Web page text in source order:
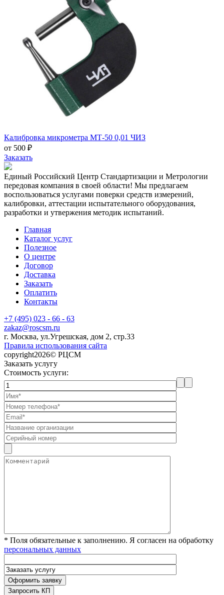
Калибровка микрометра МТ-50 0,01 ЧИЗ
от 500 ₽
Заказать
Единый Российский Центр Стандартизации и Метрологии
передовая компания в своей области! Мы предлагаем
воспользоваться услугами поверки средств измерений,
калибровки, аттестации испытательного оборудования,
разработки и утвержения методик испытаний.
Главная
Каталог услуг
Полезное
О центре
Договор
Доставка
Заказать
Оплатить
Контакты
+7 (495) 023 - 66 - 63
zakaz@roscsm.ru
г. Москва, ул.Угрешская, дом 2, стр.33
Правила использования сайта
copyright2026© РЦСМ
Заказать услугу
Стоимость услуги:
* Поля обязательные к заполнению. Я согласен на обработку
персональных данных